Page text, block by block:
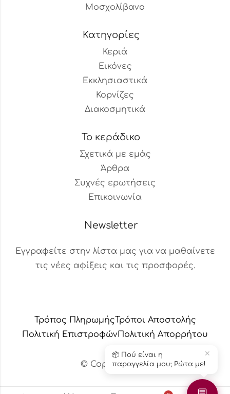
Μοσχολίβανο
Κατηγορίες
Κεριά
Εικόνες
Εκκλησιαστικά
Κορνίζες
Διακοσμητικά
Το κεράδικο
Σχετικά με εμάς
Άρθρα
Συχνές ερωτήσεις
Επικοινωνία
Newsletter
Εγγραφείτε στην λίστα μας για να μαθαίνετε
τις νέες αφίξεις και τις προσφορές.
Τρόπος Πληρωμής Τρόποι Αποστολής
Πολιτική ΕπιστροφώνΠολιτική Aπορρήτου
© Copyright 2024 – Το κεράδικο
✕
📦 Πού είναι η
παραγγελία μου; Ρώτα με!